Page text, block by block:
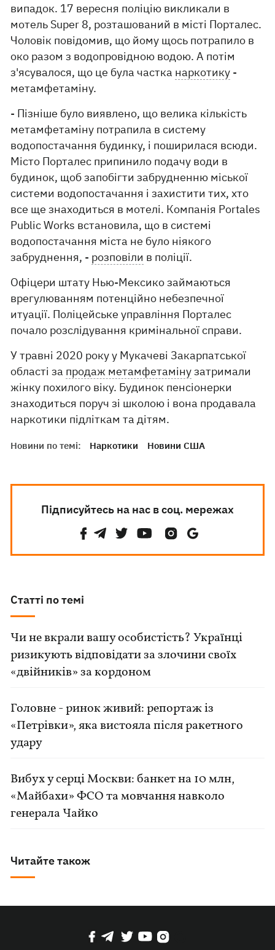
випадок. 17 вересня поліцію викликали в
мотель Super 8, розташований в місті Порталес.
Чоловік повідомив, що йому щось потрапило в
око разом з водопровідною водою. А потім
з'ясувалося, що це була частка наркотику -
метамфетаміну.
- Пізніше було виявлено, що велика кількість
метамфетаміну потрапила в систему
водопостачання будинку, і поширилася всюди.
Місто Порталес припинило подачу води в
будинок, щоб запобігти забрудненню міської
системи водопостачання і захистити тих, хто
все ще знаходиться в мотелі. Компанія Portales
Public Works встановила, що в системі
водопостачання міста не було ніякого
забруднення, - розповіли в поліції.
Офіцери штату Нью-Мексико займаються
врегулюванням потенційно небезпечної
итуації. Поліцейське управління Порталес
почало розслідування кримінальної справи.
У травні 2020 року у Мукачеві Закарпатської
області за продаж метамфетамінузатримали
жінку похилого віку. Будинок пенсіонерки
знаходиться поруч зі школою і вона продавала
наркотики підліткам та дітям.
Новини по темі: Наркотики Новини США
Підписуйтесь на нас в соц. мережах
Статті по темі
Чи не вкрали вашу особистість? Українці
ризикують відповідати за злочини своїх
«двійників» за кордоном
Головне - ринок живий: репортаж із
«Петрівки», яка вистояла після ракетного
удару
Вибух у серці Москви: банкет на 10 млн,
«Майбахи» ФСО та мовчання навколо
генерала Чайко
Читайте також